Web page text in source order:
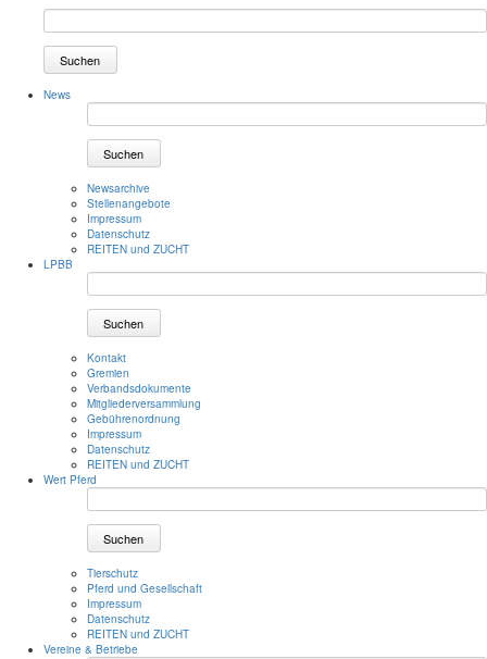
Suchen
News
Suchen
Newsarchive
Stellenangebote
Impressum
Datenschutz
REITEN und ZUCHT
LPBB
Suchen
Kontakt
Gremien
Verbandsdokumente
Mitgliederversammlung
Gebührenordnung
Impressum
Datenschutz
REITEN und ZUCHT
Wert Pferd
Suchen
Tierschutz
Pferd und Gesellschaft
Impressum
Datenschutz
REITEN und ZUCHT
Vereine & Betriebe